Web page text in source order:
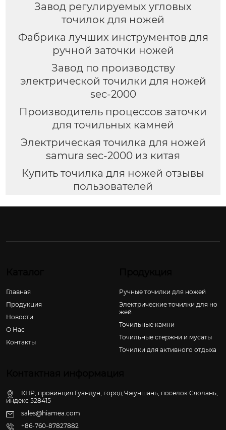
Завод регулируемых угловых
точилок для ножей
Фабрика лучших инструментов для
ручной заточки ножей
Завод по производству
электрической точилки для ножей
sec-2000
Производитель процессов заточки
для точильных камней
Электрическая точилка для ножей
samura sec-2000 из китая
Купить точилка для ножей отзывы
пользователей
Главная
Продукция
Новости
О Hас
Контакты
Ручные точилки для ножей
Электрические точилки для но
жей
Точильные камни
Точильные стержни и мусаты
Точилки для активного отдыха
КНР, провинция Гуандун, город Чжуншань, посёлок Сяолань,
индекс 528415
sales@hiamea.com
+86-760-87827882